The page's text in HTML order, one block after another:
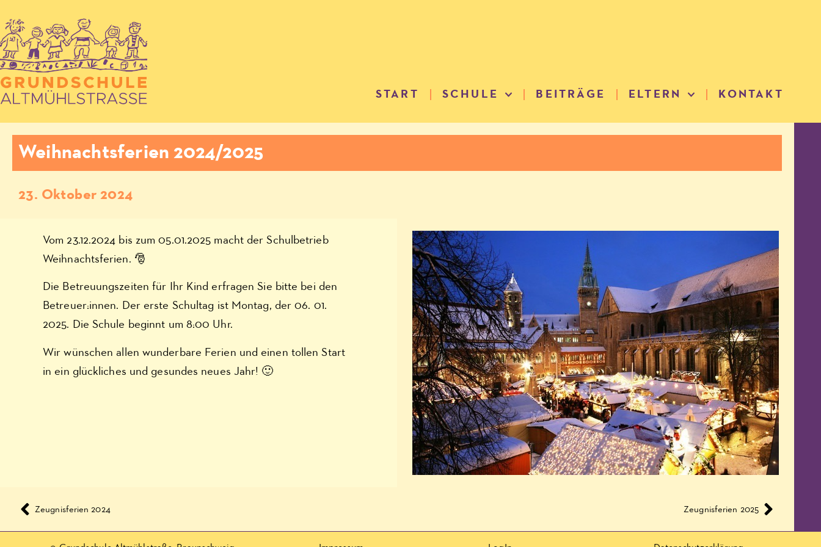
START SCHULE BEITRÄGE ELTERN KONTAKT
Weihnachtsferien 2024/2025
23. Oktober 2024
Vom 23.12.2024 bis zum 05.01.2025 macht der Schulbetrieb
Weihnachtsferien. 🎅
Die Betreuungszeiten für Ihr Kind erfragen Sie bitte bei den
Betreuer:innen. Der erste Schultag ist Montag, der 06. 01.
2025. Die Schule beginnt um 8:00 Uhr.
Wir wünschen allen wunderbare Ferien und einen tollen Start
in ein glückliches und gesundes neues Jahr! 🙂
Zeugnisferien 2024 Zeugnisferien 2025